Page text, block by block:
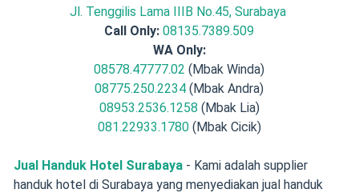
Jl. Tenggilis Lama IIIB No.45, Surabaya
Call Only: 08135.7389.509
WA Only:
08578.47777.02 (Mbak Winda)
08775.250.2234 (Mbak Andra)
08953.2536.1258 (Mbak Lia)
081.22933.1780(Mbak Cicik)
Jual Handuk Hotel Surabaya- Kami adalah supplier
handuk hotel di Surabaya yang menyediakan jual handuk